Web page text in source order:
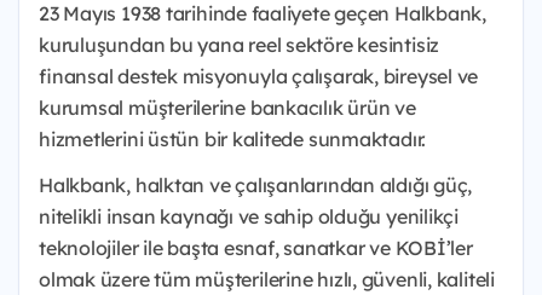
23 Mayıs 1938 tarihinde faaliyete geçen Halkbank,
kuruluşundan bu yana reel sektöre kesintisiz
finansal destek misyonuyla çalışarak, bireysel ve
kurumsal müşterilerine bankacılık ürün ve
hizmetlerini üstün bir kalitede sunmaktadır.
Halkbank, halktan ve çalışanlarından aldığı güç,
nitelikli insan kaynağı ve sahip olduğu yenilikçi
teknolojiler ile başta esnaf, sanatkar ve KOBİ’ler
olmak üzere tüm müşterilerine hızlı, güvenli, kaliteli